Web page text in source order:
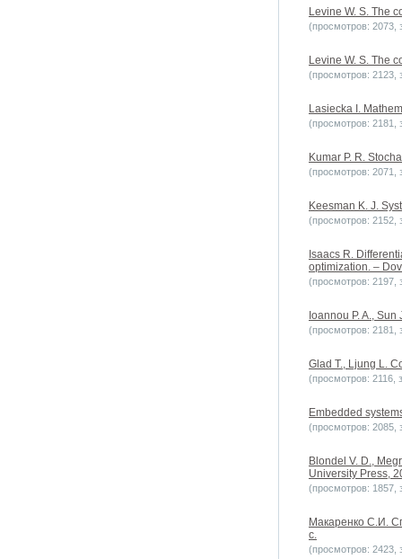
Levine W. S. The
(просмотров: 2073,
Levine W. S. The
(просмотров: 2123,
Lasiecka I.
(просмотров: 2181,
Kumar P. R.
(просмотров: 2071,
Keesman K. J.
(просмотров: 2152,
Isaacs R.
optimization. –
(просмотров: 2197,
Ioannou P. A.,
(просмотров: 2181,
Glad T., Ljung L.
(просмотров: 2116,
Embedded
(просмотров: 2085,
Blondel V. D.,
University Press,
(просмотров: 1857,
Макаренко С.И.
с.
(просмотров: 2423,